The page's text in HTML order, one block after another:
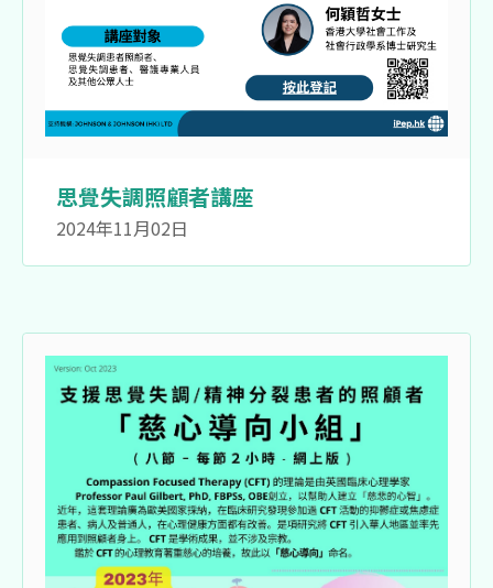
思覺失調照顧者講座
2024年11月02日